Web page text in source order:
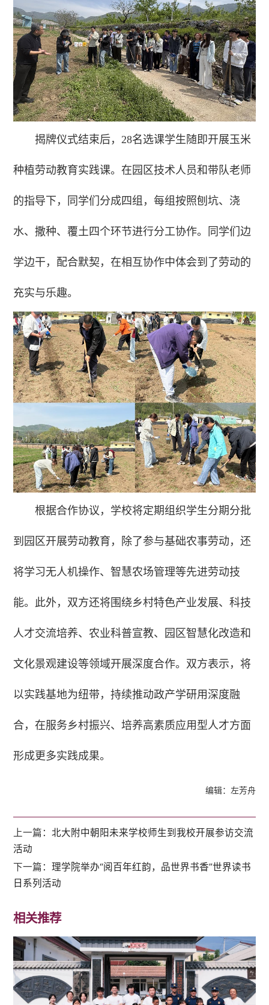
揭牌仪式结束后，28名选课学生随即开展玉米
种植劳动教育实践课。在园区技术人员和带队老师
的指导下，同学们分成四组，每组按照刨坑、浇
水、撒种、覆土四个环节进行分工协作。同学们边
学边干，配合默契，在相互协作中体会到了劳动的
充实与乐趣。
根据合作协议，学校将定期组织学生分期分批
到园区开展劳动教育，除了参与基础农事劳动，还
将学习无人机操作、智慧农场管理等先进劳动技
能。此外，双方还将围绕乡村特色产业发展、科技
人才交流培养、农业科普宣教、园区智慧化改造和
文化景观建设等领域开展深度合作。双方表示，将
以实践基地为纽带，持续推动政产学研用深度融
合，在服务乡村振兴、培养高素质应用型人才方面
形成更多实践成果。
编辑：左芳舟
上一篇：北大附中朝阳未来学校师生到我校开展参访交流
活动
下一篇：理学院举办“阅百年红韵，品世界书香”世界读书
日系列活动
相关推荐